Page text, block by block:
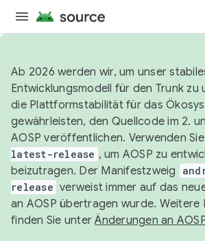
Ab 2026 werden wir, um unser
Entwicklungsmodell für den Trunk zu
die Plattformstabilität für das
gewährleisten, den Quellcode im 2.
AOSP veröffentlichen. Verwenden Sie
latest-release , um AOSP zu
beizutragen. Der Manifestzweig
release verweist immer auf das
an AOSP übertragen wurde. Weitere
finden Sie unterÄnderungen an AOSP